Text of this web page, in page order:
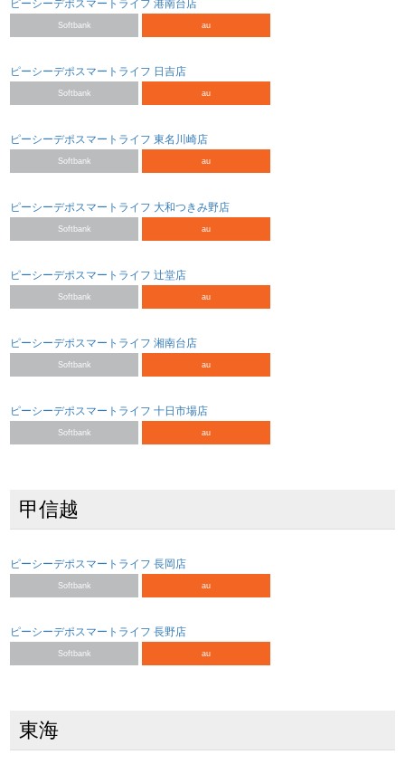
ピーシーデポスマートライフ 港南台店
Softbank au
ピーシーデポスマートライフ 日吉店
Softbank au
ピーシーデポスマートライフ 東名川崎店
Softbank au
ピーシーデポスマートライフ 大和つきみ野店
Softbank au
ピーシーデポスマートライフ 辻堂店
Softbank au
ピーシーデポスマートライフ 湘南台店
Softbank au
ピーシーデポスマートライフ 十日市場店
Softbank au
甲信越
ピーシーデポスマートライフ 長岡店
Softbank au
ピーシーデポスマートライフ 長野店
Softbank au
東海